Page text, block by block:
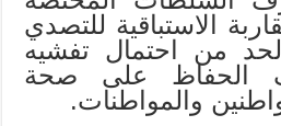
الاستباقية للتصدي
من احتمال تفشيه
الحفاظ على صحة
والمواطنات.